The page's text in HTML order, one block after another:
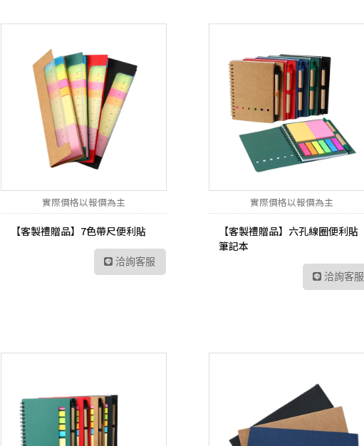
實際價格以報價為主
【客製禮贈品】7色帶尺便利貼
洽詢客服
實際價格以報價為主
【客製禮贈品】六孔線圈便利貼
筆記本
洽詢客服